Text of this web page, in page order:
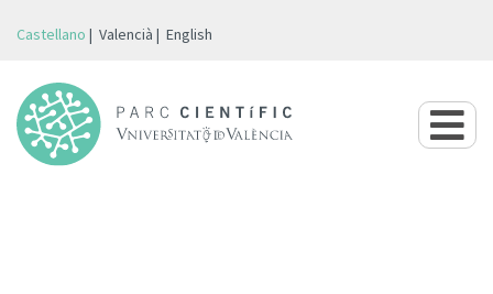
Castellano Valencià English